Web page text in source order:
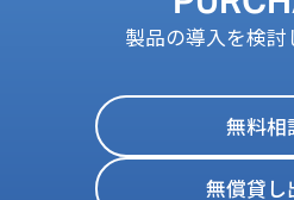
製品の導入を検討
無料相
無償貸し